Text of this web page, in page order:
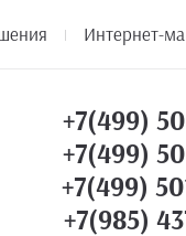
Интернет-
+7(499)
+7(499)
+7(499)
+7(985)